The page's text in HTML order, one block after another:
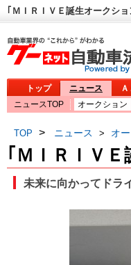
｢ＭＩＲＩＶＥ誕生オークシ
トップ ニュース
ニュースTOP
オークション
TOP > ニュース > オ
｢ＭＩＲＩＶ
未来に向かってドラ